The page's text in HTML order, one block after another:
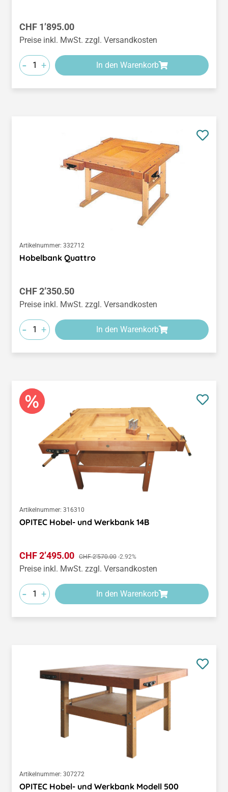
Regulärer Preis:
CHF 1’895.00
Preise inkl. MwSt. zzgl. Versandkosten
- + In den Warenkorb
Artikelnummer: 332712
Hobelbank Quattro
Regulärer Preis:
CHF 2’350.50
Preise inkl. MwSt. zzgl. Versandkosten
- + In den Warenkorb
Artikelnummer: 316310
OPITEC Hobel- und Werkbank 14B
Verkaufspreis:
CHF 2’495.00 Regulärer Preis:
CHF 2’570.00 -2.92%
Preise inkl. MwSt. zzgl. Versandkosten
- + In den Warenkorb
Artikelnummer: 307272
OPITEC Hobel- und Werkbank Modell 500